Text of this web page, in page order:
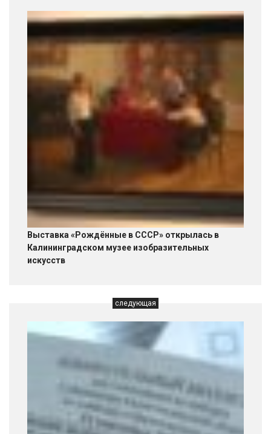
Выставка «Рождённые в СССР» открылась в
Калининградском музее изобразительных
искусств
следующая